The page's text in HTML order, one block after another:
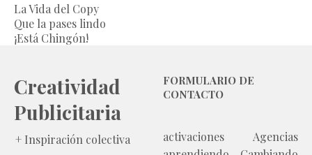
La Vida del Copy
Que la pases lindo
¡Está Chingón!
Creatividad
Publicitaria
+ Inspiración colectiva
FORMULARIO DE
CONTACTO
activaciones
Agencias